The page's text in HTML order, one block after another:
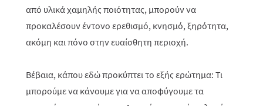
από υλικά χαμηλής ποιότητας, μπορούν να
προκαλέσουν έντονο ερεθισμό, κνησμό, ξηρότητα,
ακόμη και πόνο στην ευαίσθητη περιοχή.
Βέβαια, κάπου εδώ προκύπτει το εξής ερώτημα: Τι
μπορούμε να κάνουμε για να αποφύγουμε τα